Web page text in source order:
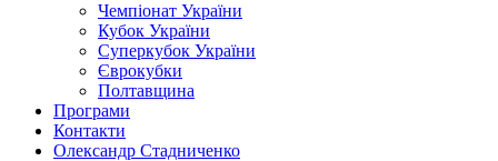
Чемпіонат України
Кубок України
Суперкубок України
Єврокубки
Полтавщина
Програми
Контакти
Олександр Стадниченко